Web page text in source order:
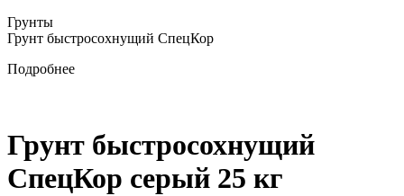
Грунты
Грунт быстросохнущий СпецКор
Подробнее
Грунт быстросохнущий
СпецКор серый 25 кг